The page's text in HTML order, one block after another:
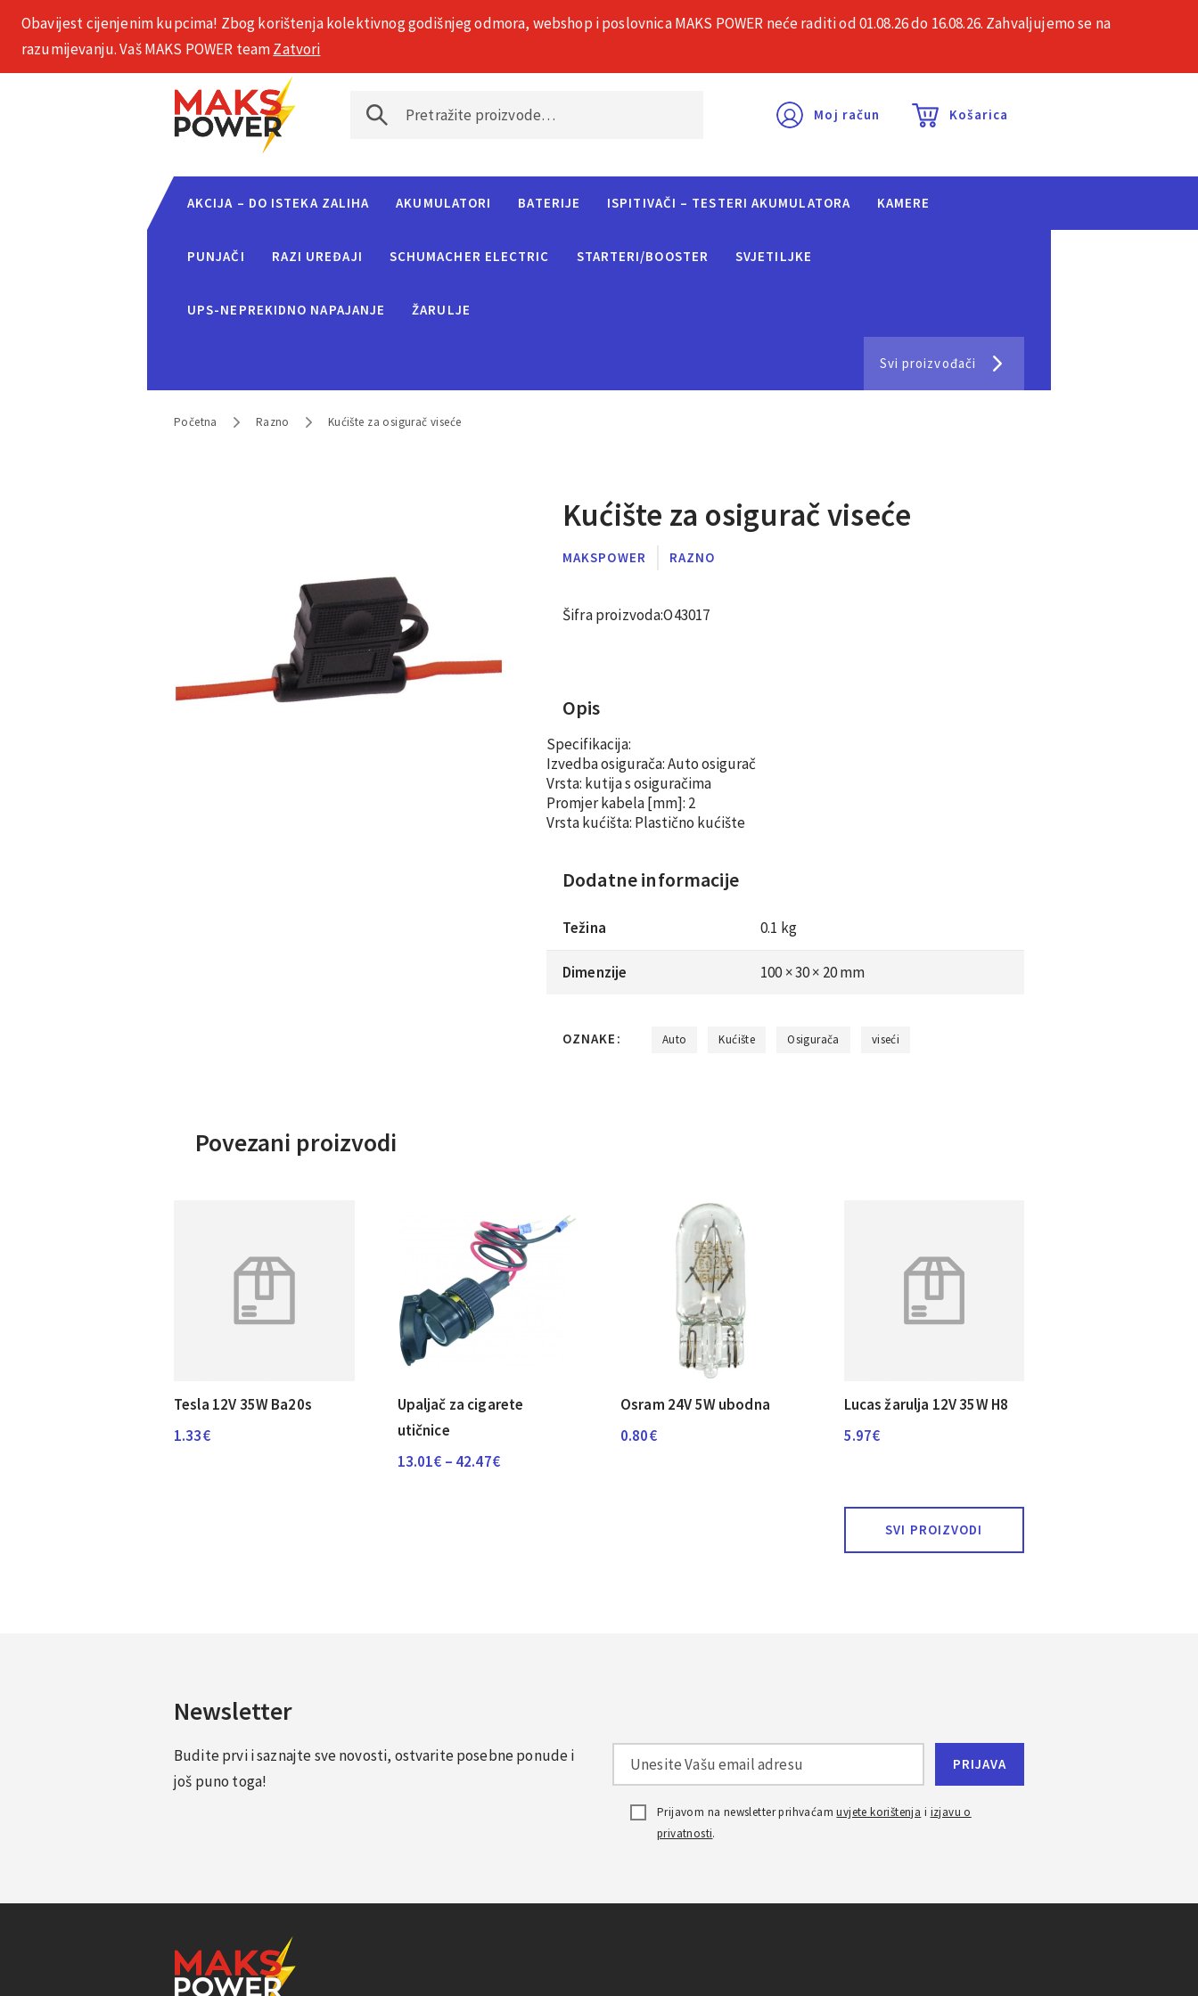
+385 1 2002 575 O nama Česta pitanja Kontakt
Moj račun Košarica
AKCIJA – DO ISTEKA ZALIHA AKUMULATORI BATERIJE ISPITIVAČI – TESTERI AKUMULATORA KAMERE
PUNJAČI RAZI UREĐAJI SCHUMACHER ELECTRIC STARTERI/BOOSTER SVJETILJKE
UPS-NEPREKIDNO NAPAJANJE ŽARULJE
Svi proizvođači
Početna Razno Kućište za osigurač viseće
Kućište za osigurač viseće
MAKSPOWER RAZNO
Šifra proizvoda:O43017
Opis
Specifikacija:
Izvedba osigurača: Auto osigurač
Vrsta: kutija s osiguračima
Promjer kabela [mm]: 2
Vrsta kućišta: Plastično kućište
Dodatne informacije
Težina 0.1 kg
Dimenzije 100 × 30 × 20 mm
OZNAKE: Auto Kućište Osigurača viseći
Povezani proizvodi
Tesla 12V 35W Ba20s
1.33€
Upaljač za cigarete
utičnice
13.01€ – 42.47€Raspon
Osram 24V 5W ubodna
0.80€
Lucas žarulja 12V 35W H8
5.97€
SVI PROIZVODI
Newsletter
Budite prvi i saznajte sve novosti, ostvarite posebne ponude i
još puno toga!
Prijavom na newsletter prihvaćamuvjete korištenja i izjavu o
privatnosti.
Obavijest cijenjenim kupcima! Zbog korištenja kolektivnog godišnjeg odmora, webshop i poslovnica MAKS POWER neće raditi od 01.08.26 do 16.08.26. Zahvaljujemo se na
razumijevanju. Vaš MAKS POWER teamZatvori